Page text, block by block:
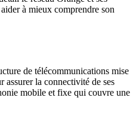
à mieux comprendre son
de télécommunications mise
assurer la connectivité de ses
mobile et fixe qui couvre une